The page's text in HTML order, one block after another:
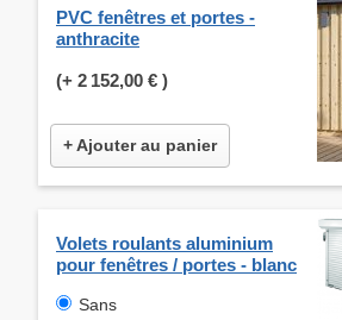
PVC fenêtres et portes -
anthracite
(+ 2 152,00 € )
+ Ajouter au panier
Volets roulants aluminium
pour fenêtres / portes - blanc
Sans